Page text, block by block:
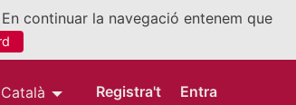
continuar la navegació entenem que
Català Triar la llengua Elegir el idioma
Registra't Entra